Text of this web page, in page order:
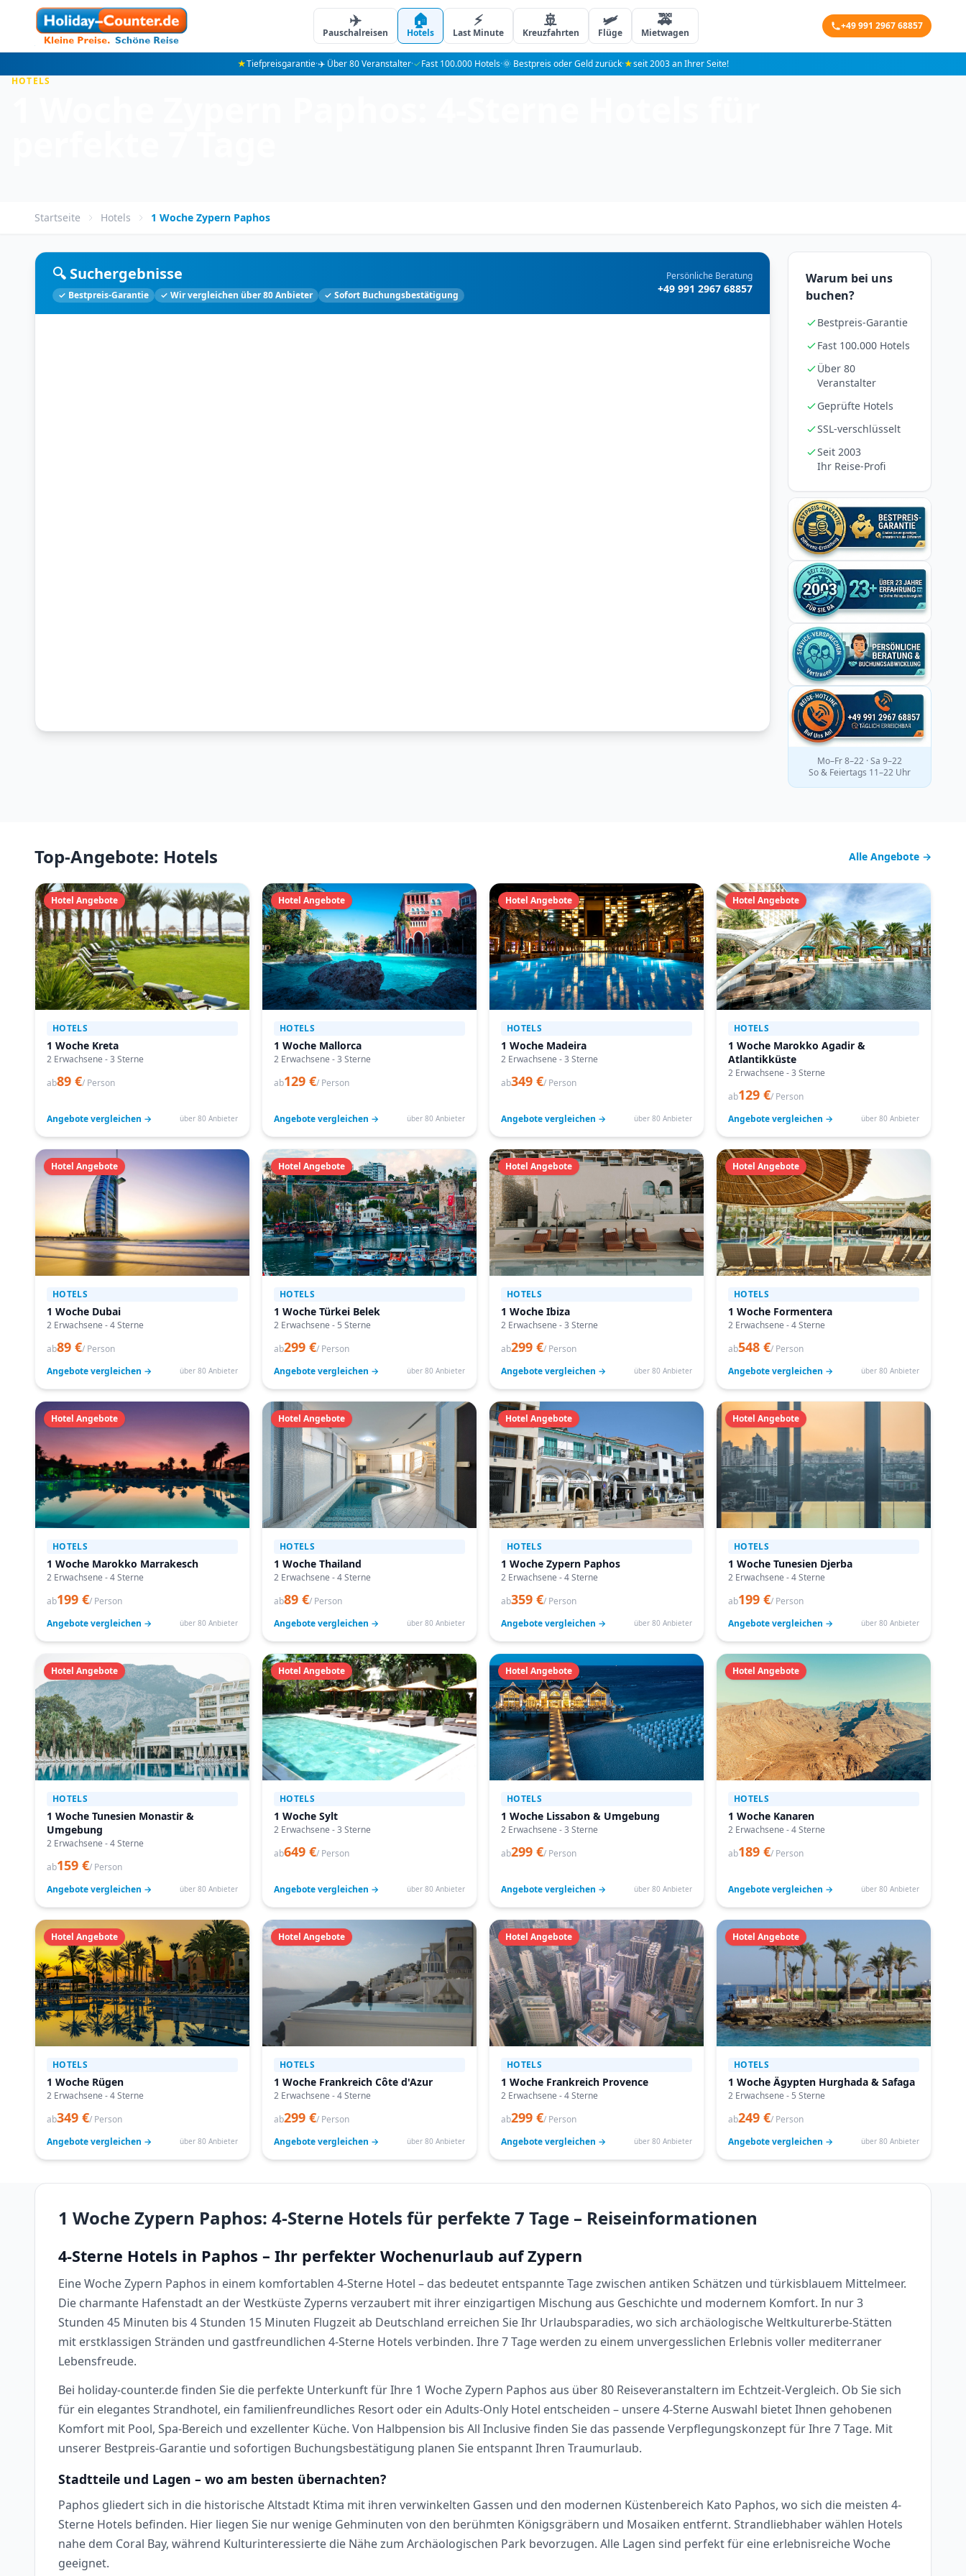
✈️
Pauschalreisen
🏠
Hotels
⚡
Last Minute
🚢
Kreuzfahrten
🛩️
Flüge
🚕
Mietwagen
+49 991 2967 68857
★Tiefpreisgarantie·✈️ Über 80 Veranstalter·✓Fast 100.000 Hotels·🌞 Bestpreis oder Geld zurück·★seit 2003 an Ihrer Seite!
HOTELS
Startseite Hotels 1 Woche Zypern Paphos
🔍 Suchergebnisse
✓ Bestpreis-Garantie ✓ Wir vergleichen über 80 Anbieter ✓ Sofort Buchungsbestätigung
Persönliche Beratung
+49 991 2967 68857
Warum bei uns
buchen?
Bestpreis-Garantie
Fast 100.000 Hotels
Über 80
Veranstalter
Geprüfte Hotels
SSL-verschlüsselt
Seit 2003
Ihr Reise-Profi
Mo–Fr 8–22 · Sa 9–22
So & Feiertags 11–22 Uhr
Top-Angebote: Hotels Alle Angebote →
Hotel Angebote
HOTELS
1 Woche Kreta
2 Erwachsene - 3 Sterne
ab89 €/ Person
Angebote vergleichen → über 80 Anbieter
Hotel Angebote
HOTELS
1 Woche Mallorca
2 Erwachsene - 3 Sterne
ab129 €/ Person
Angebote vergleichen → über 80 Anbieter
Hotel Angebote
HOTELS
1 Woche Madeira
2 Erwachsene - 3 Sterne
ab349 €/ Person
Angebote vergleichen → über 80 Anbieter
Hotel Angebote
HOTELS
1 Woche Marokko Agadir &
Atlantikküste
2 Erwachsene - 3 Sterne
ab129 €/ Person
Angebote vergleichen →
über 80 Anbieter
Hotel Angebote
HOTELS
1 Woche Dubai
2 Erwachsene - 4 Sterne
ab89 €/ Person
Angebote vergleichen →
über 80 Anbieter
Hotel Angebote
HOTELS
1 Woche Türkei Belek
2 Erwachsene - 5 Sterne
ab299 €/ Person
Angebote vergleichen →
über 80 Anbieter
Hotel Angebote
HOTELS
1 Woche Ibiza
2 Erwachsene - 3 Sterne
ab299 €/ Person
Angebote vergleichen →
über 80 Anbieter
Hotel Angebote
HOTELS
1 Woche Formentera
2 Erwachsene - 4 Sterne
ab548 €/ Person
Angebote vergleichen →
über 80 Anbieter
Hotel Angebote
HOTELS
1 Woche Marokko Marrakesch
2 Erwachsene - 4 Sterne
ab199 €/ Person
Angebote vergleichen →
über 80 Anbieter
Hotel Angebote
HOTELS
1 Woche Thailand
2 Erwachsene - 4 Sterne
ab89 €/ Person
Angebote vergleichen →
über 80 Anbieter
Hotel Angebote
HOTELS
1 Woche Zypern Paphos
2 Erwachsene - 4 Sterne
ab359 €/ Person
Angebote vergleichen →
über 80 Anbieter
Hotel Angebote
HOTELS
1 Woche Tunesien Djerba
2 Erwachsene - 4 Sterne
ab199 €/ Person
Angebote vergleichen →
über 80 Anbieter
Hotel Angebote
HOTELS
1 Woche Tunesien Monastir &
Umgebung
2 Erwachsene - 4 Sterne
ab159 €/ Person
Angebote vergleichen →
über 80 Anbieter
Hotel Angebote
HOTELS
1 Woche Sylt
2 Erwachsene - 3 Sterne
ab649 €/ Person
Angebote vergleichen → über 80 Anbieter
Hotel Angebote
HOTELS
1 Woche Lissabon & Umgebung
2 Erwachsene - 3 Sterne
ab299 €/ Person
Angebote vergleichen → über 80 Anbieter
Hotel Angebote
HOTELS
1 Woche Kanaren
2 Erwachsene - 4 Sterne
ab189 €/ Person
Angebote vergleichen → über 80 Anbieter
Hotel Angebote
HOTELS
1 Woche Rügen
2 Erwachsene - 4 Sterne
ab349 €/ Person
Angebote vergleichen →
über 80 Anbieter
Hotel Angebote
HOTELS
1 Woche Frankreich Côte d'Azur
2 Erwachsene - 4 Sterne
ab299 €/ Person
Angebote vergleichen →
über 80 Anbieter
Hotel Angebote
HOTELS
1 Woche Frankreich Provence
2 Erwachsene - 4 Sterne
ab299 €/ Person
Angebote vergleichen →
über 80 Anbieter
Hotel Angebote
HOTELS
1 Woche Ägypten Hurghada & Safaga
2 Erwachsene - 5 Sterne
ab249 €/ Person
Angebote vergleichen →
über 80 Anbieter
1 Woche Zypern Paphos: 4-Sterne Hotels für perfekte 7 Tage – Reiseinformationen
4-Sterne Hotels in Paphos – Ihr perfekter Wochenurlaub auf Zypern
Eine Woche Zypern Paphos in einem komfortablen 4-Sterne Hotel – das bedeutet entspannte Tage zwischen antiken Schätzen und türkisblauem Mittelmeer.
Die charmante Hafenstadt an der Westküste Zyperns verzaubert mit ihrer einzigartigen Mischung aus Geschichte und modernem Komfort. In nur 3
Stunden 45 Minuten bis 4 Stunden 15 Minuten Flugzeit ab Deutschland erreichen Sie Ihr Urlaubsparadies, wo sich archäologische Weltkulturerbe-Stätten
mit erstklassigen Stränden und gastfreundlichen 4-Sterne Hotels verbinden. Ihre 7 Tage werden zu einem unvergesslichen Erlebnis voller mediterraner
Lebensfreude.
Bei holiday-counter.de finden Sie die perfekte Unterkunft für Ihre 1 Woche Zypern Paphos aus über 80 Reiseveranstaltern im Echtzeit-Vergleich. Ob Sie sich
für ein elegantes Strandhotel, ein familienfreundliches Resort oder ein Adults-Only Hotel entscheiden – unsere 4-Sterne Auswahl bietet Ihnen gehobenen
Komfort mit Pool, Spa-Bereich und exzellenter Küche. Von Halbpension bis All Inclusive finden Sie das passende Verpflegungskonzept für Ihre 7 Tage. Mit
unserer Bestpreis-Garantie und sofortigen Buchungsbestätigung planen Sie entspannt Ihren Traumurlaub.
Stadtteile und Lagen – wo am besten übernachten?
Paphos gliedert sich in die historische Altstadt Ktima mit ihren verwinkelten Gassen und den modernen Küstenbereich Kato Paphos, wo sich die meisten 4-
Sterne Hotels befinden. Hier liegen Sie nur wenige Gehminuten von den berühmten Königsgräbern und Mosaiken entfernt. Strandliebhaber wählen Hotels
nahe dem Coral Bay, während Kulturinteressierte die Nähe zum Archäologischen Park bevorzugen. Alle Lagen sind perfekt für eine erlebnisreiche Woche
geeignet.